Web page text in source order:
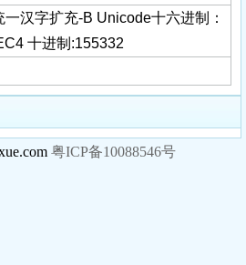
一汉字扩充-B Unicode十六进制：
十进制:155332
粤ICP备10088546号